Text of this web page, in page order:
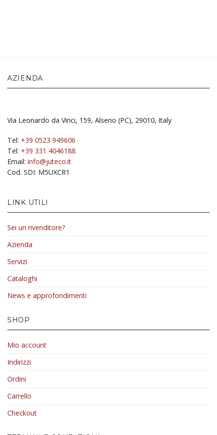
AZIENDA
Via Leonardo da Vinci, 159, Alseno (PC), 29010, Italy
Tel: +39 0523 949606
Tel: +39 331 4046188
Email: info@juteco.it
Cod. SDI: M5UXCR1
LINK UTILI
Sei un rivenditore?
Azienda
Servizi
Cataloghi
News e approfondimenti
SHOP
Mio account
Indirizzi
Ordini
Carrello
Checkout